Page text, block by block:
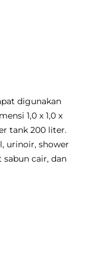
digunakan
1,0 x 1,0 x
tank 200 liter.
urinoir, shower
cair, dan